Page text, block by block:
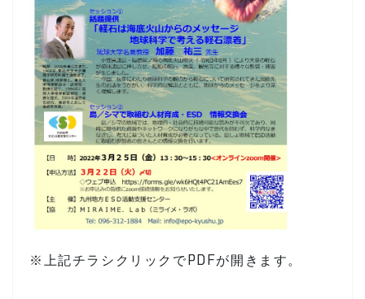
※上記チラシクリックでPDFが開きます。